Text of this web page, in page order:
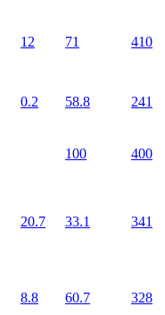
12 71 410
0.2 58.8
241
100 400
20.7 33.1 341
8.8 60.7 328